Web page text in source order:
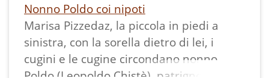
Nonno Poldo coi nipoti
Marisa Pizzedaz, la piccola in piedi a
sinistra, con la sorella dietro di lei, i
cugini e le cugine circondano nonno